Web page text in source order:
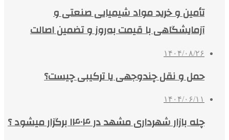
تأمین و خرید مواد شیمیایی صنعتی و
آزمایشگاهی با قیمت به‌روز و تضمین اصالت
۱۴۰۴/۰۸/۲۶
حمل و نقل چندوجهی یا ترکیبی چیست؟
۱۴۰۴/۰۶/۱۱
چله بازار شهرداری مشهد در ۱۴۰۴ برگزار میشود ؟